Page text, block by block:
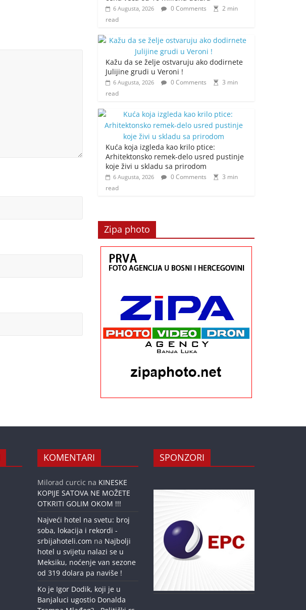
6 Augusta, 2026 0 Comments
2 min
read
Kažu da se želje ostvaruju ako dodirnete
Julijine grudi u Veroni !
6 Augusta, 2026 0 Comments
3 min
read
Kuća koja izgleda kao krilo ptice:
Arhitektonsko remek-delo usred pustinje
koje živi u skladu sa prirodom
6 Augusta, 2026 0 Comments
3 min
read
Zipa photo
KOMENTARI
Milorad curcic na KINESKE
KOPIJE SATOVA NE MOŽETE
OTKRITI GOLIM OKOM !!!
Najveći hotel na svetu: broj
soba, lokacija i rekordi -
srbijahoteli.com na Najbolji
hotel u svijetu nalazi se u
Meksiku, noćenje van sezone
od 319 dolara pa naviše !
Ko je Igor Dodik, koji je u
Banjaluci ugostio Donalda
SPONZORI